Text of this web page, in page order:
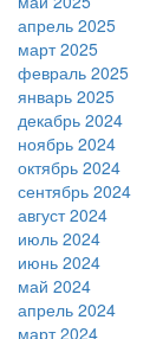
апрель 2025
март 2025
февраль 2025
январь 2025
декабрь 2024
ноябрь 2024
октябрь 2024
сентябрь 2024
август 2024
июль 2024
июнь 2024
май 2024
апрель 2024
март 2024